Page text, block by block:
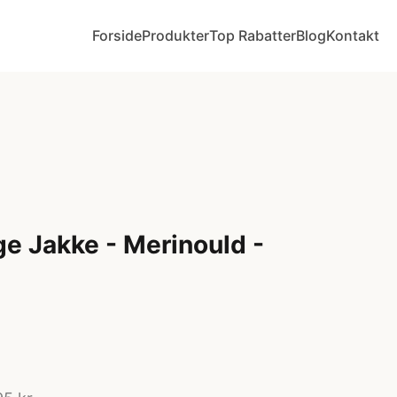
ForsideProdukterTop RabatterBlogKontakt
Jakke - Merinould -